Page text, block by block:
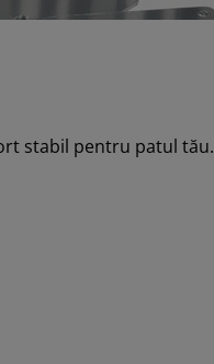
stabil pentru patul tău.